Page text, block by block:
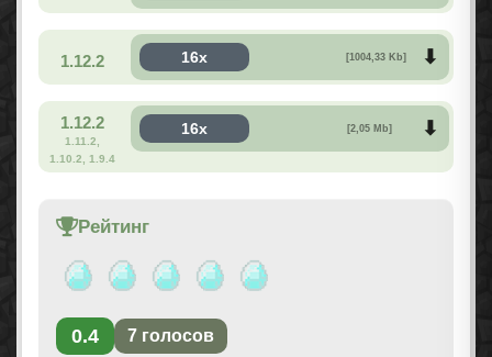
1.12.2 16x [1004,33 Kb]
1.12.2
1.11.2,
1.10.2, 1.9.4
16x [2,05 Mb]
Рейтинг
0.4 7 голосов